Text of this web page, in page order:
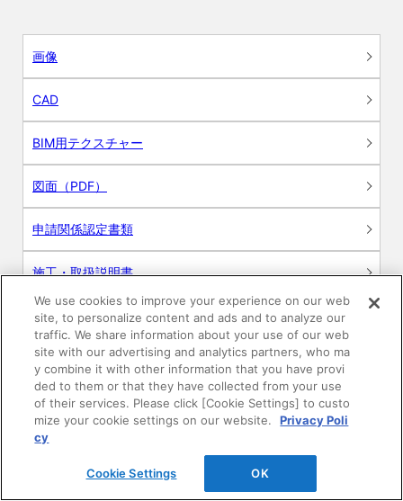
画像
CAD
BIM用テクスチャー
図面（PDF）
申請関係認定書類
施工・取扱説明書
動画
シミュレーションツール
24時間換気システム〈エアスマート〉
簡易設計見積ソフト
R&Dセンター環境測定・分析サービス
We use cookies to improve your experience on our web
site, to personalize content and ads and to analyze our
traffic. We share information about your use of our web
site with our advertising and analytics partners, who ma
y combine it with other information that you have provi
ded to them or that they have collected from your use
of their services. Please click [Cookie Settings] to custo
mize your cookie settings on our website.
Privacy Poli
cy
Cookie Settings OK